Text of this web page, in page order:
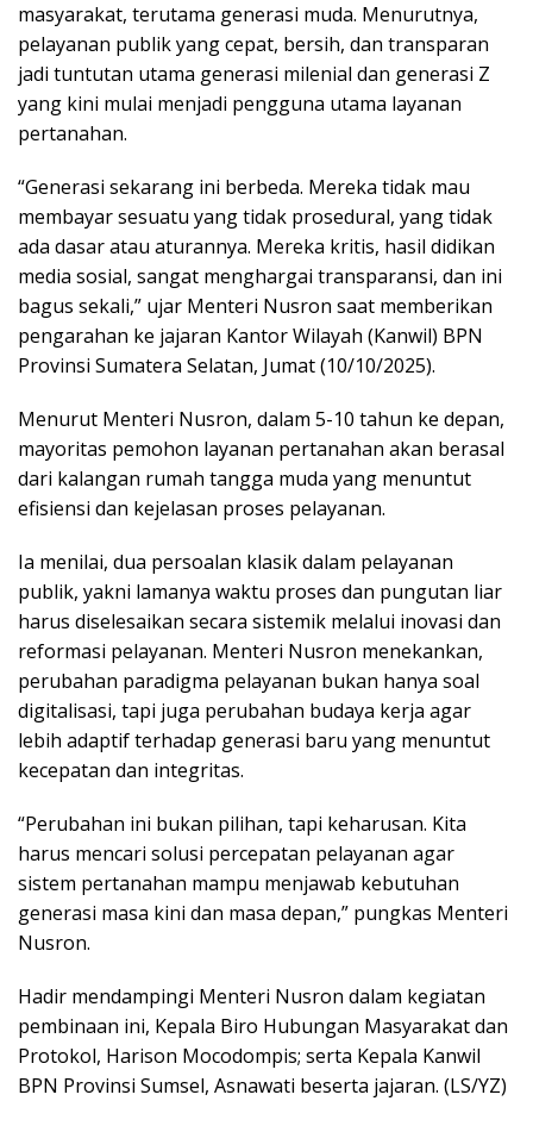
masyarakat, terutama generasi muda. Menurutnya,
pelayanan publik yang cepat, bersih, dan transparan
jadi tuntutan utama generasi milenial dan generasi Z
yang kini mulai menjadi pengguna utama layanan
pertanahan.
“Generasi sekarang ini berbeda. Mereka tidak mau
membayar sesuatu yang tidak prosedural, yang tidak
ada dasar atau aturannya. Mereka kritis, hasil didikan
media sosial, sangat menghargai transparansi, dan ini
bagus sekali,” ujar Menteri Nusron saat memberikan
pengarahan ke jajaran Kantor Wilayah (Kanwil) BPN
Provinsi Sumatera Selatan, Jumat (10/10/2025).
Menurut Menteri Nusron, dalam 5-10 tahun ke depan,
mayoritas pemohon layanan pertanahan akan berasal
dari kalangan rumah tangga muda yang menuntut
efisiensi dan kejelasan proses pelayanan.
Ia menilai, dua persoalan klasik dalam pelayanan
publik, yakni lamanya waktu proses dan pungutan liar
harus diselesaikan secara sistemik melalui inovasi dan
reformasi pelayanan. Menteri Nusron menekankan,
perubahan paradigma pelayanan bukan hanya soal
digitalisasi, tapi juga perubahan budaya kerja agar
lebih adaptif terhadap generasi baru yang menuntut
kecepatan dan integritas.
“Perubahan ini bukan pilihan, tapi keharusan. Kita
harus mencari solusi percepatan pelayanan agar
sistem pertanahan mampu menjawab kebutuhan
generasi masa kini dan masa depan,” pungkas Menteri
Nusron.
Hadir mendampingi Menteri Nusron dalam kegiatan
pembinaan ini, Kepala Biro Hubungan Masyarakat dan
Protokol, Harison Mocodompis; serta Kepala Kanwil
BPN Provinsi Sumsel, Asnawati beserta jajaran. (LS/YZ)